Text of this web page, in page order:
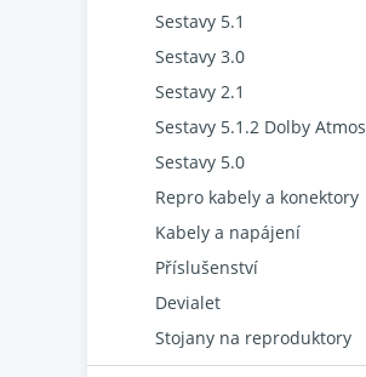
Sestavy 5.1
Sestavy 3.0
Sestavy 2.1
Sestavy 5.1.2 Dolby Atmos
Sestavy 5.0
Repro kabely a konektory
Kabely a napájení
Příslušenství
Devialet
Stojany na reproduktory